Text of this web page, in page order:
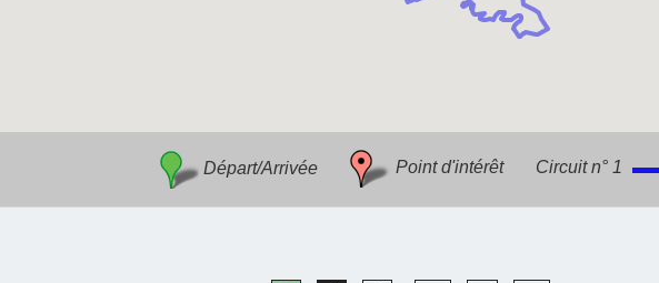
Départ/Arrivée Point d'intérêt Circuit n° 1